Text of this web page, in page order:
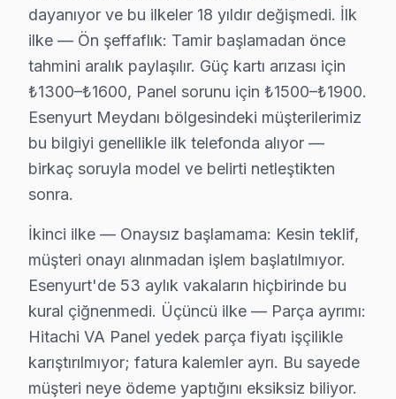
Şehitler Hitachi Servis
Şehitler mahallesi Hitachi TV servis hattımız günlük
Hitachi Servis Merkezi →
Talatpaşa Hitachi Servis
Hitachi TV Talatpaşa'de internet bağlantısı sorunuyla
Talatpaşa Hitachi Açılmıyor Arıza →
Turgut Özal Hitachi Servis
Hitachi TV HDMI port arızası Turgut Özal adresine gelen
Esenyurt TV Servis Merkezi →
Üçevler Hitachi Servis
Üçevler mahallesi Hitachi TV servisi için ön
Esenyurt Hitachi Servis →
dayanıyor ve bu ilkeler 18 yıldır değişmedi. İlk
ilke — Ön şeffaflık: Tamir başlamadan önce
tahmini aralık paylaşılır. Güç kartı arızası için
₺1300–₺1600, Panel sorunu için ₺1500–₺1900.
Esenyurt Meydanı bölgesindeki müşterilerimiz
bu bilgiyi genellikle ilk telefonda alıyor —
birkaç soruyla model ve belirti netleştikten
sonra.
İkinci ilke — Onaysız başlamama: Kesin teklif,
müşteri onayı alınmadan işlem başlatılmıyor.
Esenyurt'de 53 aylık vakaların hiçbirinde bu
kural çiğnenmedi. Üçüncü ilke — Parça ayrımı:
Hitachi VA Panel yedek parça fiyatı işçilikle
karıştırılmıyor; fatura kalemler ayrı. Bu sayede
müşteri neye ödeme yaptığını eksiksiz biliyor.